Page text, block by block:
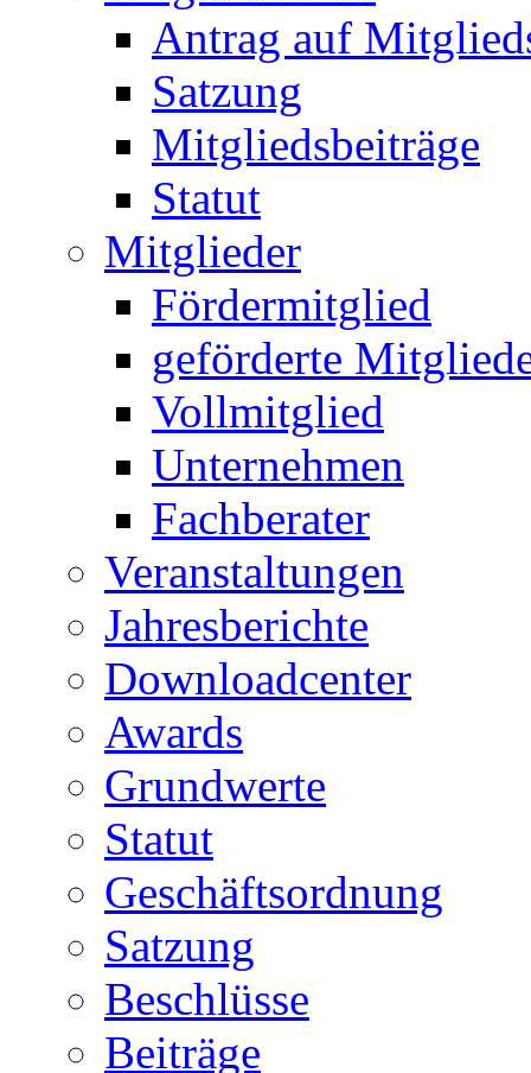
Antrag auf
Satzung
Mitgliedsbeiträge
Statut
Mitglieder
Fördermitglied
geförderte
Vollmitglied
Unternehmen
Fachberater
Veranstaltungen
Jahresberichte
Downloadcenter
Awards
Grundwerte
Statut
Geschäftsordnung
Satzung
Beschlüsse
Beiträge